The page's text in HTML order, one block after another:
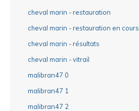
cheval marin - restauration
cheval marin - restauration en cours
cheval marin - résultats
cheval marin - vitrail
malibran47 0
malibran47 1
malibran47 2